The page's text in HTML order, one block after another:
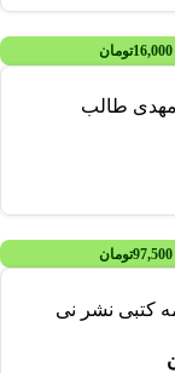
16,000تومان
مهدی طالب
97,500تومان
کتبی نشر نی